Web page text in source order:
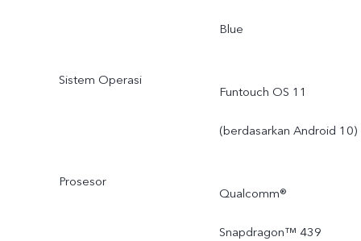
Blue
Sistem Operasi
Funtouch OS 11
(berdasarkan Android 10)
Prosesor
Qualcomm®
Snapdragon™ 439